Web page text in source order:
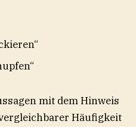
mit dem Hinweis
Häufigkeit